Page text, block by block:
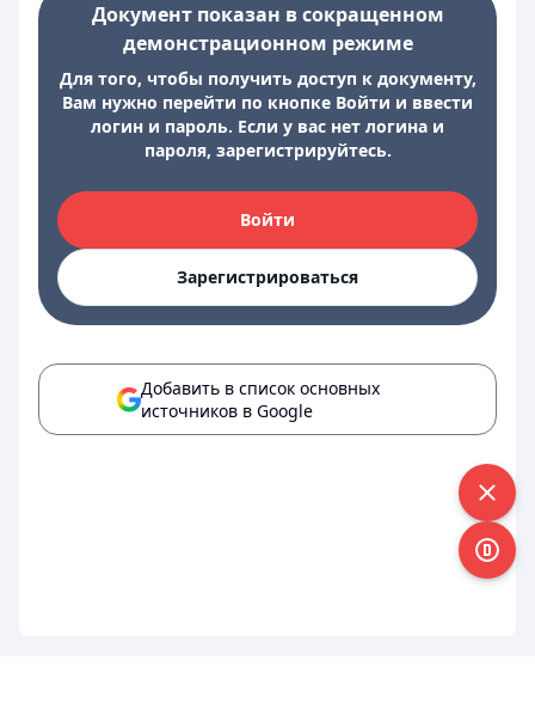
Документ показан в сокращенном
демонстрационном режиме
Для того, чтобы получить доступ к документу,
Вам нужно перейти по кнопке Войти и ввести
логин и пароль. Если у вас нет логина и
пароля, зарегистрируйтесь.
Войти
Зарегистрироваться
Добавить в список основных
источников в Google